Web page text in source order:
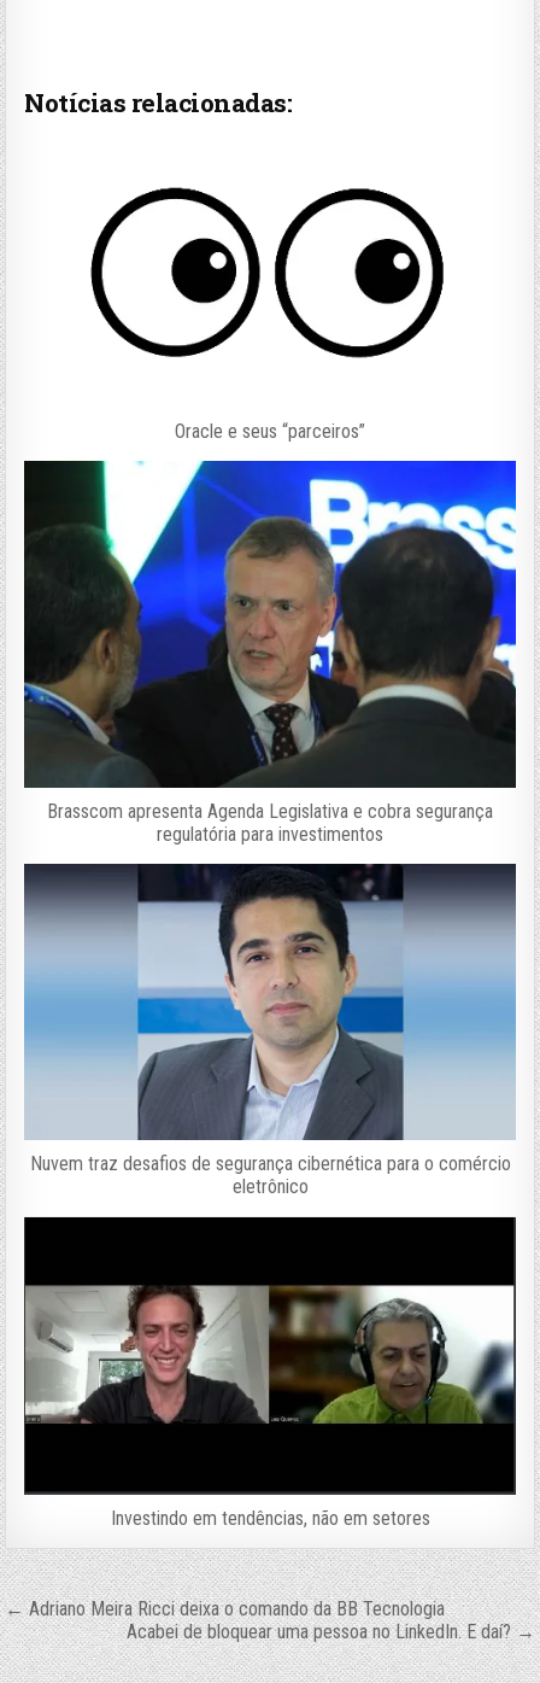
Notícias relacionadas:
Oracle e seus “parceiros”
Brasscom apresenta Agenda Legislativa e cobra segurança
regulatória para investimentos
Nuvem traz desafios de segurança cibernética para o comércio
eletrônico
Investindo em tendências, não em setores
Navegação
de
← Adriano Meira Ricci deixa o comando da BB Tecnologia
Acabei de bloquear uma pessoa no LinkedIn. E daí? →